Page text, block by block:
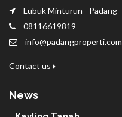
Lubuk Minturun - Padang
08116619819
info@padangproperti.com
Contact us
News